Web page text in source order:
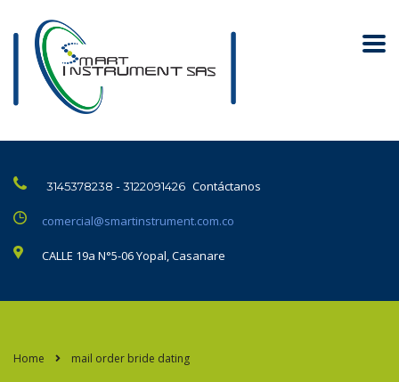
3145378238 - 3122091426 Contáctanos
comercial@smartinstrument.com.co
CALLE 19a N°5-06 Yopal, Casanare
Home mail order bride dating